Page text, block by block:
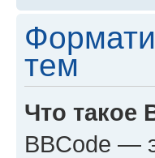
тем
Что такое
BBCode —